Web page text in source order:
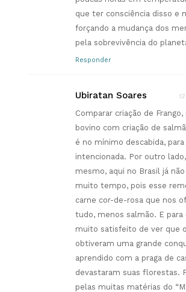
que ter consciência disso e
forçando a mudança dos
pela sobrevivência do
Responder
Ubiratan Soares
Comparar criação de
bovino com criação de
é no mínimo descabida,
intencionada. Por outro
mesmo, aqui no Brasil já
muito tempo, pois esse
carne cor-de-rosa que nos
tudo, menos salmão. E
muito satisfeito de ver que
obtiveram uma grande
aprendido com a praga de
devastaram suas florestas.
pelas muitas matérias do